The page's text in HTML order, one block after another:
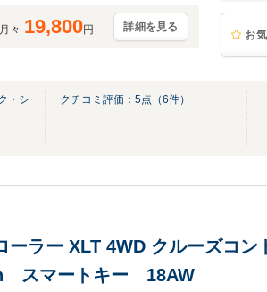
月々 19,800円 詳細を見る
お
・シ
クチコミ評価： 5点（6件）
ーラー XLT 4WD クルーズ
スマートキー 18AW